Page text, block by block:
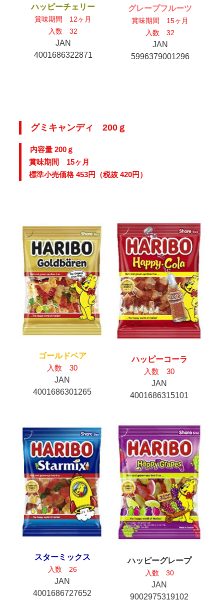
ハッピーチェリー
賞味期間 12ヶ月
入数 32
JAN
4001686322871
グレープフルーツ
賞味期間 15ヶ月
入数 32
JAN
5996379001296
グミキャンディ 200ｇ
内容量 200ｇ
賞味期間 15ヶ月
標準小売価格 453円（税抜 420円）
ゴールドベア
入数 30
JAN
4001686301265
ハッピーコーラ
入数 30
JAN
4001686315101
スターミックス
入数 26
JAN
4001686727652
ハッピーグレープ
入数 30
JAN
9002975319102